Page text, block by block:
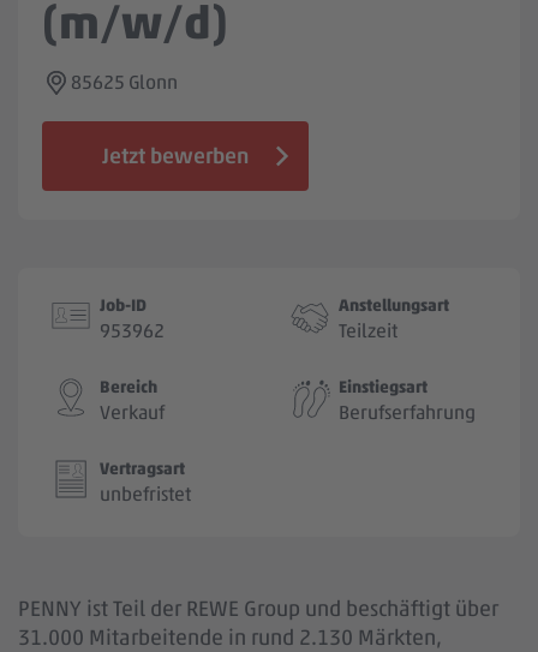
(m/w/d)
85625 Glonn
Jetzt bewerben
Job-ID
953962
Anstellungsart
Teilzeit
Bereich
Verkauf
Einstiegsart
Berufserfahrung
Vertragsart
unbefristet
PENNY ist Teil der REWE Group und beschäftigt über
31.000 Mitarbeitende in rund 2.130 Märkten,